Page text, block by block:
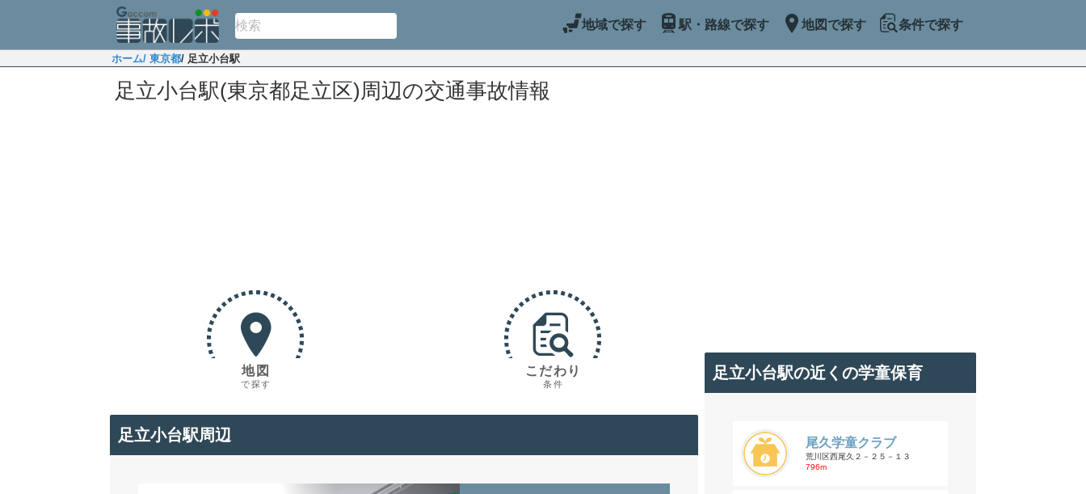
地域で探す 駅・路線で探す 地図で探す 条件で探す
ホーム/ 東京都/ 足立小台駅
足立小台駅(東京都足立区)周辺の交通事故情報
地図
で探す
こだわり
条件
足立小台駅周辺
足立小台駅の近くの学童保育
尾久学童クラブ
荒川区西尾久２－２５－１３
796m